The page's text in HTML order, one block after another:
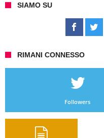
SIAMO SU
RIMANI CONNESSO
Followers